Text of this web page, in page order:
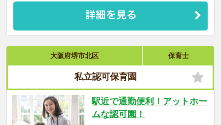
大阪府堺市北区 保育士
私立認可保育園
駅近で通勤便利！アットホー
ムな認可園！